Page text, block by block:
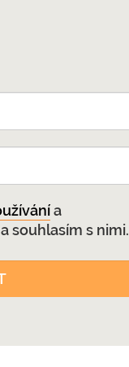
a
a souhlasím s nimi.